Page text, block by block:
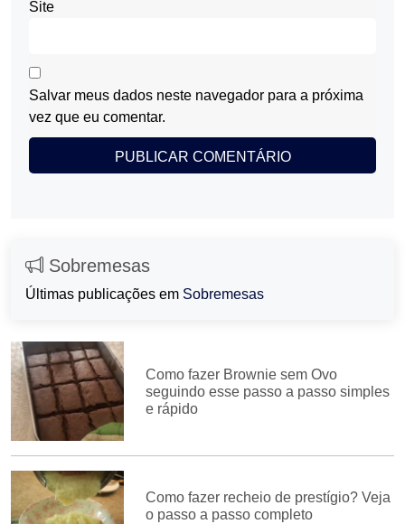
Site
Salvar meus dados neste navegador para a próxima
vez que eu comentar.
Sobremesas
Últimas publicações em Sobremesas
Como fazer Brownie sem Ovo
seguindo esse passo a passo simples
e rápido
Como fazer recheio de prestígio? Veja
o passo a passo completo